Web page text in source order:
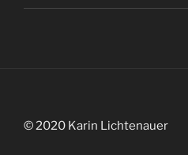
© 2020 Karin Lichtenauer